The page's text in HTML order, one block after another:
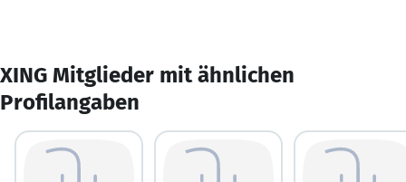
XING Mitglieder mit ähnlichen
Profilangaben